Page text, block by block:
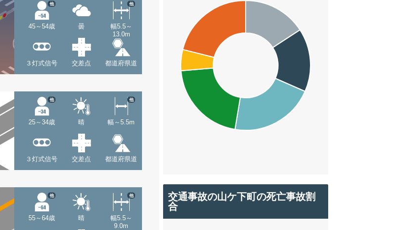
45～54歳
他
曇
幅5.5～
13.0m
他
３灯式信号 交差点 都道府県道
25～34歳
他
晴 幅～5.5m
他
３灯式信号 交差点 都道府県道
55～64歳
他
晴
幅5.5～
9.0m
他
交通事故の山ケ下町の死亡事故割
合